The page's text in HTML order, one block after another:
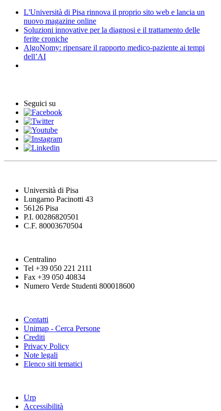
L'Università di Pisa rinnova il proprio sito web e lancia un
nuovo magazine online
Soluzioni innovative per la diagnosi e il trattamento delle
ferite croniche
AlgoNomy: ripensare il rapporto medico-paziente ai tempi
dell’AI
Seguici su
Università di Pisa
Lungarno Pacinotti 43
56126 Pisa
P.I. 00286820501
C.F. 80003670504
Centralino
Tel +39 050 221 2111
Fax +39 050 40834
Numero Verde Studenti 800018600
Contatti
Unimap - Cerca Persone
Crediti
Privacy Policy
Note legali
Elenco siti tematici
Urp
Accessibilità